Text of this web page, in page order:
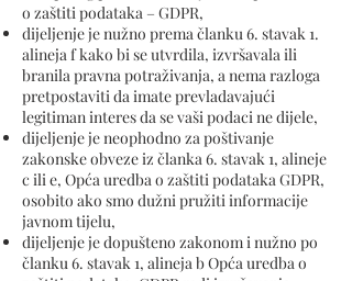
o zaštiti podataka – GDPR,
dijeljenje je nužno prema članku 6. stavak 1.
alineja f kako bi se utvrdila, izvršavala ili
branila pravna potraživanja, a nema razloga
pretpostaviti da imate prevladavajući
legitiman interes da se vaši podaci ne dijele,
dijeljenje je neophodno za poštivanje
zakonske obveze iz članka 6. stavak 1, alineje
c ili e, Opća uredba o zaštiti podataka GDPR,
osobito ako smo dužni pružiti informacije
javnom tijelu,
dijeljenje je dopušteno zakonom i nužno po
članku 6. stavak 1, alineja b Opća uredba o